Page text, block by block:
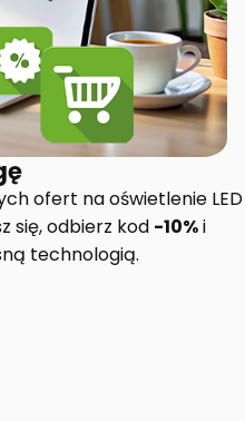
ofert na oświetlenie LED
się, odbierz kod -10%i
technologią.